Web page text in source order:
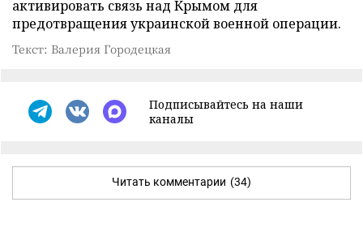
активировать связь над Крымом для
предотвращения украинской военной операции.
Текст: Валерия Городецкая
Подписывайтесь на наши
каналы
Читать комментарии (34)